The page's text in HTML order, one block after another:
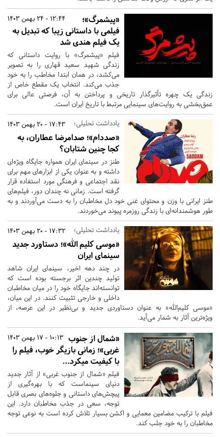
12:44 - 24 بهمن 1403
«پیشمرگ»؛
فیلمی با داستانی زیبا که تبدیل به
یک فیلم هندی شد
فیلم «پیشمرگ» با روایت داستانی که
زندگی شهید سعید قهاری را به تصویر
می‌کشد، در همان ابتدا مخاطب را به خود
جذب می‌کند. انتخاب یک مقطع خاص از
زندگی یک چهره تأثیرگذار تاریخی و پرداختن به آن، فرصتی عالی برای
عمق‌بخشی به روایت‌های سینمایی مرتبط با تاریخ ایران است.
17:43 - 20 بهمن 1403 یادداشت تحلیلی؛
«صددام»؛ صدامرضا عطاران، به
کجا چنین شتابان؟
طنز در سینمای ایران همواره جایگاه ویژه‌ای
داشته و به عنوان یکی از ابزارهای مهم برای
نقد اجتماعی و فرهنگی مورد استفاده قرار
گرفته است. زمانی نه چندان دور، فیلم‌های
طنز ایرانی با وزن و محتوای غنی خود دل مخاطبان را به دست می‌آوردند و به
طور هوشمندانه‌ای با زندگی روزمره پیوند می‌خوردند.
17:32 - 20 بهمن 1403 یادداشت تحلیلی؛
«موسی کلیم الله»؛ دستاورد جدید
سینمای ایران
در چند دهه اخیر، سینمای ایران شاهد
تولید چندین اثر برجسته بوده است که
توانسته‌اند جایگاه خود را در میان مخاطبان
داخلی و خارجی تثبیت کنند. در این میان،
«موسی کلیم‌الله» به عنوان دستاوردی جدید و بی‌نظیر در این عرصه، از
ویژه‌ترین آثار به شمار می‌آید.
10:13 - 17 بهمن 1403 «شمال از جنوب
غربی»؛ زمانی بازیگر خوب، فیلم را
با کیفیت میکرد...
فیلم «شمال از جنوب غربی» از آثار جدید
دنیای سینماست که با بهره‌گیری از
پیچش‌های داستانی و جلوه‌های بصری قابل
توجه، سعی در جذب مخاطبان دارد. این
فیلم با ترکیب مضامین معمایی و اکشن بسیار تلاش کرده است به نوعی توجه
مخاطبان را به خود جلب کند.